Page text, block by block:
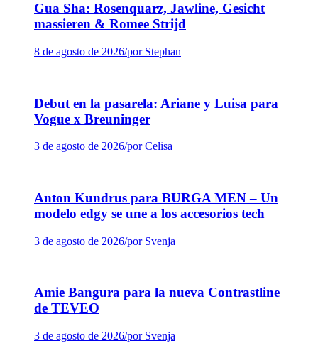
Gua Sha: Rosenquarz, Jawline, Gesicht
massieren & Romee Strijd
8 de agosto de 2026/por Stephan
Debut en la pasarela: Ariane y Luisa para
Vogue x Breuninger
3 de agosto de 2026/por Celisa
Anton Kundrus para BURGA MEN – Un
modelo edgy se une a los accesorios tech
3 de agosto de 2026/por Svenja
Amie Bangura para la nueva Contrastline
de TEVEO
3 de agosto de 2026/por Svenja